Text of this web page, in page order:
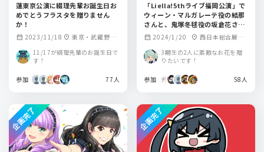
蓮東京公演に綴理先輩お誕生日お
めでとうフラスタを贈りません
か！
calendar_month 2023/11/18 location_on 東京・武蔵野の
森総合スポーツプ
ラザ メインアリー
11/17が綴理先輩のお誕生日で
す！
参加 77人
「Liella!5thライブ福岡公演」で
ウィーン・マルガレーテ役の結那
さんと、鬼塚冬毬役の坂倉花さん
にフラスタを贈りませんか？
calendar_month 2024/1/20 location_on 西日本総合展示
3期生の2人に素敵なお花を贈
りたいです！
参加 58人
企画完了 企画完了